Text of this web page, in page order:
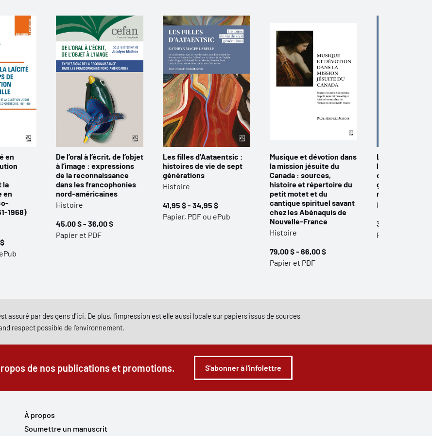
en
la
en
1968)
De l’oral à l’écrit, de l’objet
à l’image : expressions
de la reconnaissance
dans les francophonies
nord-américaines
Histoire
45,00 $ - 36,00 $
Papier et PDF
Les filles d’Aataentsic :
histoires de vie de sept
générations
Histoire
41,95 $ - 34,95 $
Papier, PDF ou ePub
Musique et dévotion dans
la mission jésuite du
Canada : sources,
histoire et répertoire du
petit motet et du
cantique spirituel savant
chez les Abénaquis de
Nouvelle-France
Histoire
79,00 $ - 66,00 $
Papier et PDF
La
l’Atlantique. La
de l’histoire
grecques aux
modernes
Histoire
35,00 $ - 29,00
Papier et PDF
assuré par des gens d'ici. De plus, l'impression est elle aussi locale sur papiers issus de sources
respect possible de l'environnement.
de nos publications et promotions. S'abonner à l'infolettre
À propos
Soumettre un manuscrit